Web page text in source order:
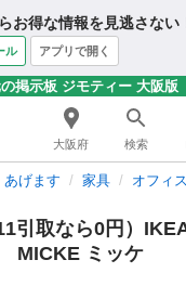
お得な情報を見逃さない
ル アプリで開く
掲示板 ジモティー 大阪版
大阪府 検索
あげます 家具 オフィ
引取なら0円）
MICKE ミッケ